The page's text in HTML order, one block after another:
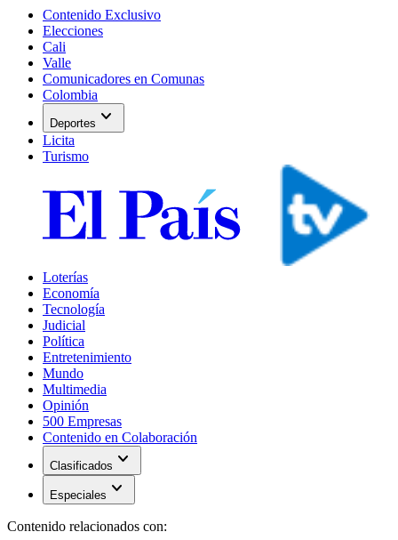
Contenido Exclusivo
Elecciones
Cali
Valle
Comunicadores en Comunas
Colombia
Deportes expand_more
Licita
Turismo
Loterías
Economía
Tecnología
Judicial
Política
Entretenimiento
Mundo
Multimedia
Opinión
500 Empresas
Contenido en Colaboración
Clasificados expand_more
Especiales expand_more
Contenido relacionados con: